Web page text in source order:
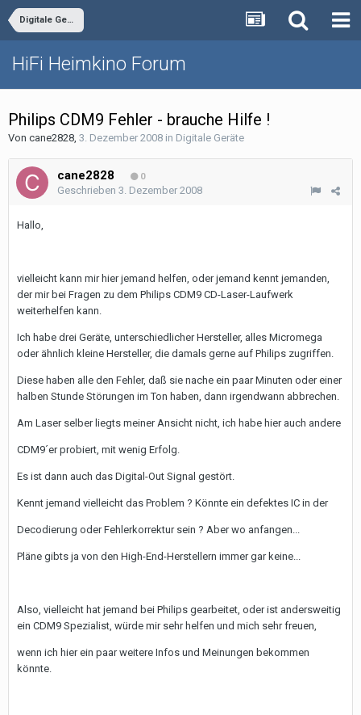
Digitale Geräte
HiFi Heimkino Forum
Philips CDM9 Fehler - brauche Hilfe !
Von cane2828, 3. Dezember 2008 in Digitale Geräte
cane2828 0
Geschrieben 3. Dezember 2008
Hallo,
vielleicht kann mir hier jemand helfen, oder jemand kennt jemanden,
der mir bei Fragen zu dem Philips CDM9 CD-Laser-Laufwerk
weiterhelfen kann.
Ich habe drei Geräte, unterschiedlicher Hersteller, alles Micromega
oder ähnlich kleine Hersteller, die damals gerne auf Philips zugriffen.
Diese haben alle den Fehler, daß sie nache ein paar Minuten oder einer
halben Stunde Störungen im Ton haben, dann irgendwann abbrechen.
Am Laser selber liegts meiner Ansicht nicht, ich habe hier auch andere
CDM9´er probiert, mit wenig Erfolg.
Es ist dann auch das Digital-Out Signal gestört.
Kennt jemand vielleicht das Problem ? Könnte ein defektes IC in der
Decodierung oder Fehlerkorrektur sein ? Aber wo anfangen...
Pläne gibts ja von den High-End-Herstellern immer gar keine...
Also, vielleicht hat jemand bei Philips gearbeitet, oder ist andersweitig
ein CDM9 Spezialist, würde mir sehr helfen und mich sehr freuen,
wenn ich hier ein paar weitere Infos und Meinungen bekommen
könnte.